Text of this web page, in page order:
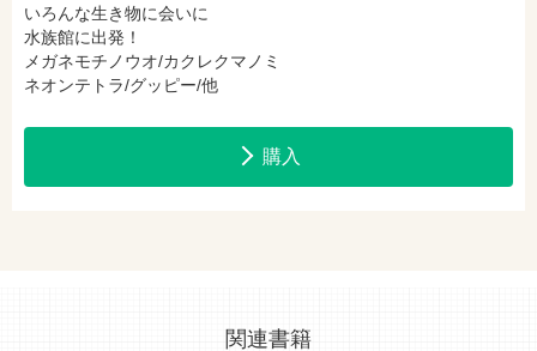
いろんな生き物に会いに
水族館に出発！
メガネモチノウオ/カクレクマノミ
ネオンテトラ/グッピー/他
購入
hontoで購入
関連書籍